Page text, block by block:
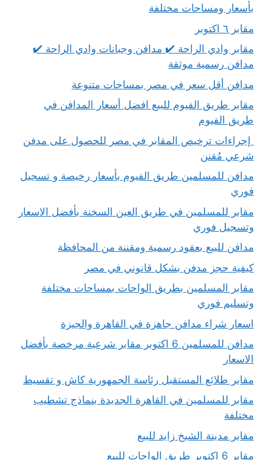
بأسعار ومساحات مختلفة
مقابر ٦ اكتوبر
مقابر وادي الراحة ✔️ مدافن وجبانات وادي الراحة ✔️
مدافن رسمية موثقة
مدافن أقل سعر في مصر بمساحات متنوعة
مقابر طريق الفيوم للبيع افضل أسعار المدافن في
طريق الفيوم
إجراءات ترخيص المقابر في مصر للحصول على مدفن
شرعي مُقنن
مدافن للمسلمين طريق الفيوم بأسعار رخيصة و تسجيل
فوري
مقابر للمسلمين في طريق العين السخنة بأفضل الاسعار
وتسجيل فوري
مدافن للبيع بعقود رسمية ومقننة من المحافظة
كيفية حجز مدفن بشكل قانوني في مصر
مقابر المسلمين بطريق الواحات بمساحات مختلفة
وتسليم فوري
اسعار شراء مدافن جاهزة في القاهرة والجيزة
مدافن للمسلمين 6 اكتوبر مقابر شرعية مرخصة بأفضل
الاسعار
مقابر طلائع المستقبل رئاسة الجمهورية كاش و تقسيط
مقابر للمسلمين في القاهرة الجديدة بنماذج تشطيب
مختلفة
مقابر مدينة الشيخ زايد للبيع
مقابر 6 اكتوبر طريق الواحات للبيع